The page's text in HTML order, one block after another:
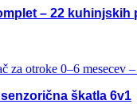
– 22 kuhinjskih
škatla 6v1